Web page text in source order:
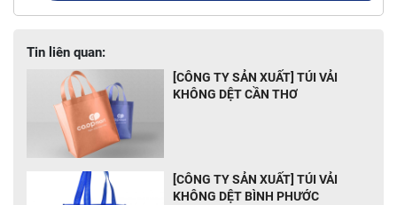
Tin liên quan:
[CÔNG TY SẢN XUẤT] TÚI VẢI
KHÔNG DỆT CẦN THƠ
[CÔNG TY SẢN XUẤT] TÚI VẢI
KHÔNG DỆT BÌNH PHƯỚC